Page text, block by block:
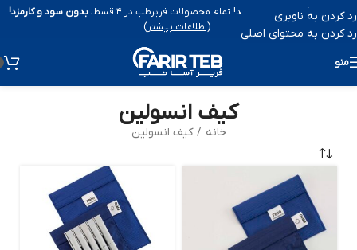
رد کردن به ناوبری
رد کردن به محتوای اصلی
منو
کیف انسولین
خانه / کیف انسولین
پرداخت بااسنپ‌پی فعال شد! تمام محصولات فریرطب در ۴ قسط،
بدون سود و کارمزد!
(اطلاعات بیشتر)